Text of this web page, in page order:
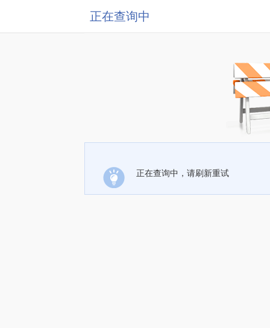
正在查询中
正在查询中，请刷新重试